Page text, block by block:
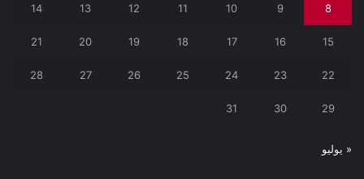
8
9
10
11
12
13
14
15
16
17
18
19
20
21
22
23
24
25
26
27
28
29
30
31
« يوليو